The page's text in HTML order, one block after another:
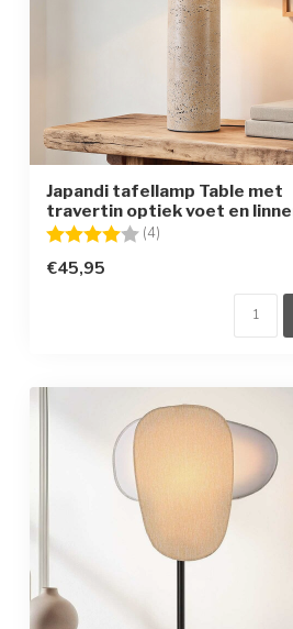
Japandi tafellamp Table met
travertin optiek voet en
Beoordeling: (4)
€45,95